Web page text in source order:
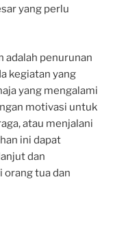
yang perlu
adalah penurunan
kegiatan yang
yang mengalami
motivasi untuk
atau menjalani
ini dapat
dan
tua dan